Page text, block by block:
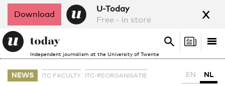
Download
U-Today
Free - in store
x
Independent journalism at the University of Twente
Search
Search
NEWS ITC FACULTY ITC-REORGANISATIE EN NL